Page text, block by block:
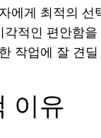
에게 최적의
각적인 편안함
작업에 잘 견
이유